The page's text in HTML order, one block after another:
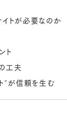
イトが必要なのか
ト
工夫
”が信頼を生む